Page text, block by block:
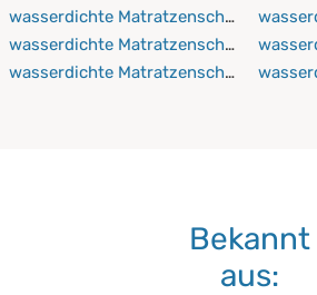
wasserdichte Matratzenschoner
wasserdichte Matratzenschoner
wasserdichte Matratzenschoner
Bekannt
aus: